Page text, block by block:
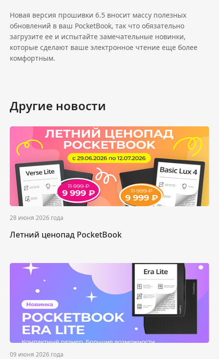
Новая версия прошивки 6.5 вносит массу полезных
обновлений в ваш PocketBook, так что обязательно
загрузите ее и испытайте замечательные новинки,
которые сделают ваше электронное чтение еще более
комфортным.
Другие новости
28 июня 2026 года
Летний ценопад PocketBook
09 июня 2026 года